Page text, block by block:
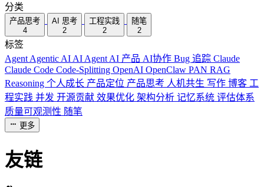
分类
产品思考
4
AI 思考
2
工程实践
2
随笔
2
标签
Agent Agentic AI AI Agent AI 产品 AI协作 Bug 追踪 Claude
Claude Code Code-Splitting OpenAI OpenClaw PAN RAG
Reasoning 个人成长 产品定位 产品思考 人机共生 写作 博客 工
程实践 并发 开源贡献 效果优化 架构分析 记忆系统 评估体系
质量可观测性 随笔
更多
友链